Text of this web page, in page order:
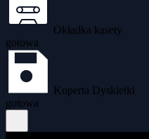
Okładka kasety
gotowa
Koperta Dyskietki
gotowa